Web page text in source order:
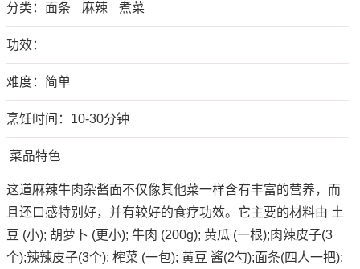
分类： 面条 麻辣 煮菜
功效：
难度：简单
烹饪时间：10-30分钟
菜品特色
这道麻辣牛肉杂酱面不仅像其他菜一样含有丰富的营养，而
且还口感特别好，并有较好的食疗功效。它主要的材料由 土
豆 (小); 胡萝卜 (更小); 牛肉 (200g); 黄瓜 (一根);肉辣皮子(3
个);辣辣皮子(3个); 榨菜 (一包); 黄豆 酱(2勺);面条(四人一把);